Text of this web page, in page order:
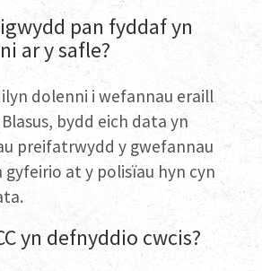
pan fyddaf yn
ar y safle?
dolenni i wefannau eraill
bydd eich data yn
preifatrwydd y gwefannau
gyfeirio at y polisïau hyn cyn
yn defnyddio cwcis?